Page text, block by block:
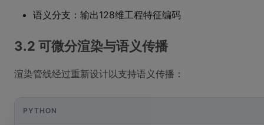
语义分支：输出128维工程特征编码
3.2 可微分渲染与语义传播
渲染管线经过重新设计以支持语义传播：
PYTHON